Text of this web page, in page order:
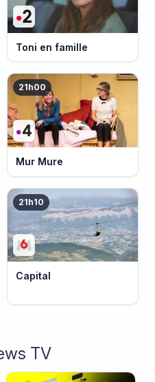
Toni en famille
21h00
Mur Mure
21h10
Capital
TV